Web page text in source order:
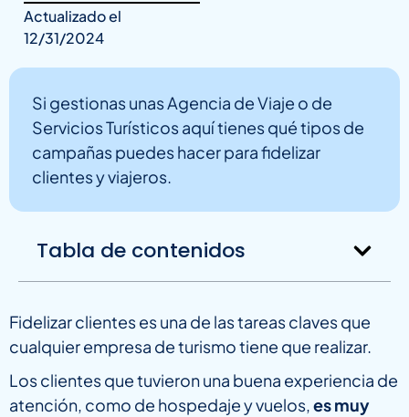
Actualizado el
12/31/2024
Si gestionas unas Agencia de Viaje o de
Servicios Turísticos aquí tienes qué tipos de
campañas puedes hacer para fidelizar
clientes y viajeros.
Tabla de contenidos
Fidelizar clientes es una de las tareas claves que
cualquier empresa de turismo tiene que realizar.
Los clientes que tuvieron una buena experiencia de
atención, como de hospedaje y vuelos,es muy